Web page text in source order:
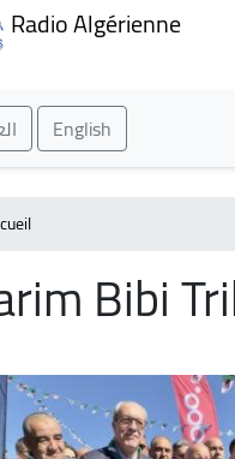
Radio Algérienne
English
Bibi